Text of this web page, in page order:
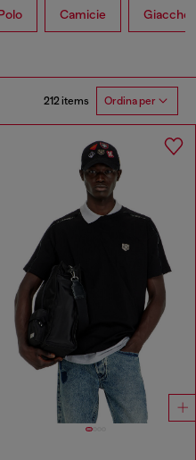
Camicie Giacche
212 items Ordina per